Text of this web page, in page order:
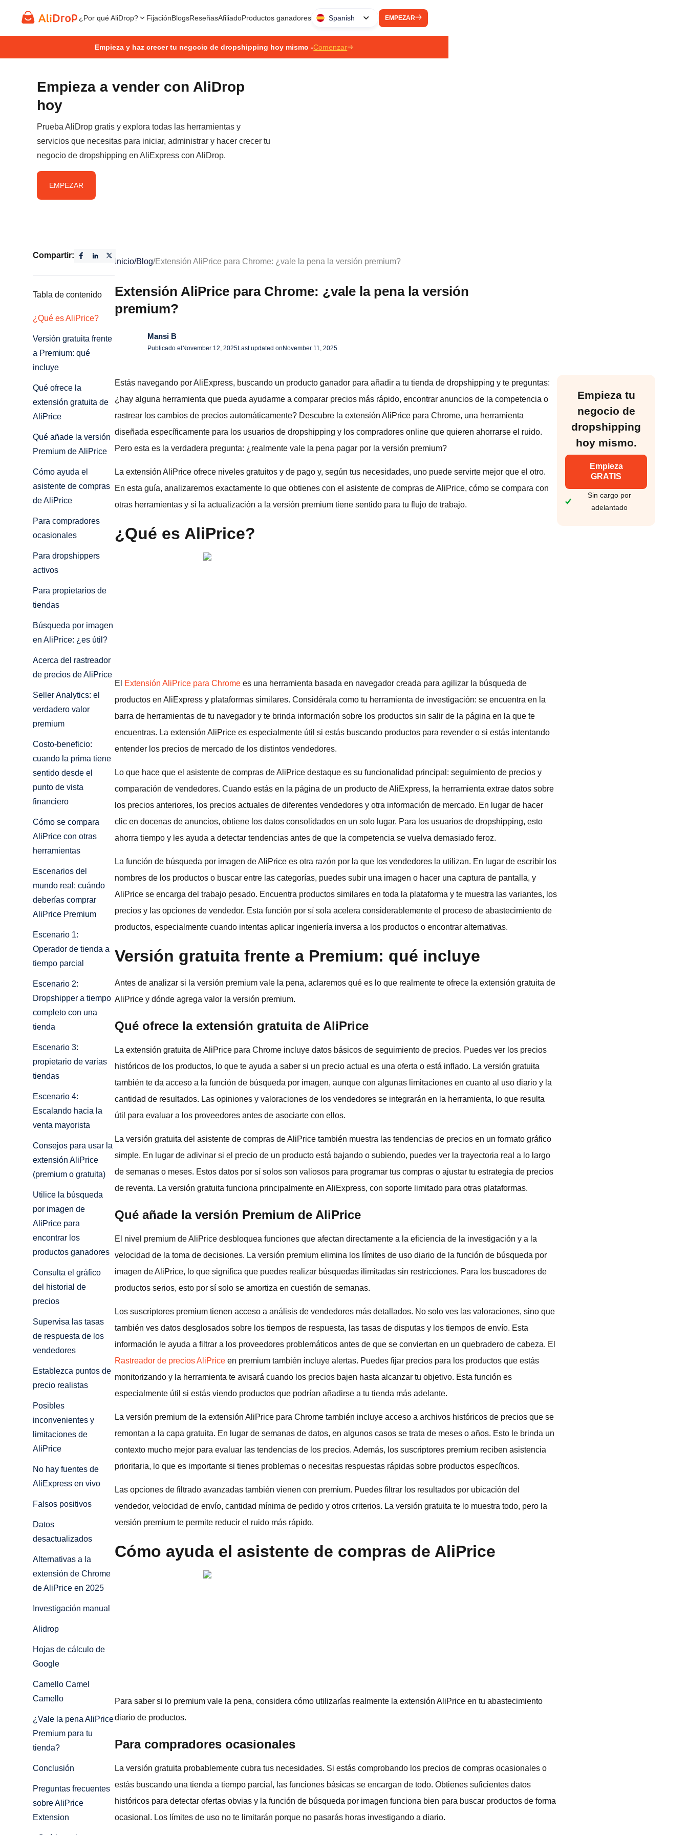
¿Por qué AliDrop? FijaciónBlogsReseñasAfiliadoProductos ganadores Spanish EMPEZAR
Empieza y haz crecer tu negocio de dropshipping hoy mismo -Comenzar
Empieza a vender con AliDrop
hoy
Prueba AliDrop gratis y explora todas las herramientas y
servicios que necesitas para iniciar, administrar y hacer crecer tu
negocio de dropshipping en AliExpress con AliDrop.
EMPEZAR
Compartir:
Tabla de contenido
¿Qué es AliPrice?
Versión gratuita frente
a Premium: qué
incluye
Qué ofrece la
extensión gratuita de
AliPrice
Qué añade la versión
Premium de AliPrice
Cómo ayuda el
asistente de compras
de AliPrice
Para compradores
ocasionales
Para dropshippers
activos
Para propietarios de
tiendas
Búsqueda por imagen
en AliPrice: ¿es útil?
Acerca del rastreador
de precios de AliPrice
Seller Analytics: el
verdadero valor
premium
Costo-beneficio:
cuando la prima tiene
sentido desde el
punto de vista
financiero
Cómo se compara
AliPrice con otras
herramientas
Escenarios del
mundo real: cuándo
deberías comprar
AliPrice Premium
Escenario 1:
Operador de tienda a
tiempo parcial
Escenario 2:
Dropshipper a tiempo
completo con una
tienda
Escenario 3:
propietario de varias
tiendas
Escenario 4:
Escalando hacia la
venta mayorista
Consejos para usar la
extensión AliPrice
(premium o gratuita)
Utilice la búsqueda
por imagen de
AliPrice para
encontrar los
productos ganadores
Consulta el gráfico
del historial de
precios
Supervisa las tasas
de respuesta de los
vendedores
Establezca puntos de
precio realistas
Posibles
inconvenientes y
limitaciones de
AliPrice
No hay fuentes de
AliExpress en vivo
Falsos positivos
Datos
desactualizados
Alternativas a la
extensión de Chrome
de AliPrice en 2025
Investigación manual
Alidrop
Hojas de cálculo de
Google
Camello Camel
Camello
¿Vale la pena AliPrice
Premium para tu
tienda?
Conclusión
Preguntas frecuentes
sobre AliPrice
Extension
Inicio/Blog/Extensión AliPrice para Chrome: ¿vale la pena la versión premium?
Extensión AliPrice para Chrome: ¿vale la pena la versión
premium?
Mansi B
Publicado el November 12, 2025Last updated on November 11, 2025
Estás navegando por AliExpress, buscando un producto ganador para añadir a tu tienda de dropshipping y te preguntas:
¿hay alguna herramienta que pueda ayudarme a comparar precios más rápido, encontrar anuncios de la competencia o
rastrear los cambios de precios automáticamente? Descubre la extensión AliPrice para Chrome, una herramienta
diseñada específicamente para los usuarios de dropshipping y los compradores online que quieren ahorrarse el ruido.
Pero esta es la verdadera pregunta: ¿realmente vale la pena pagar por la versión premium?
La extensión AliPrice ofrece niveles gratuitos y de pago y, según tus necesidades, uno puede servirte mejor que el otro.
En esta guía, analizaremos exactamente lo que obtienes con el asistente de compras de AliPrice, cómo se compara con
otras herramientas y si la actualización a la versión premium tiene sentido para tu flujo de trabajo.
¿Qué es AliPrice?
El Extensión AliPrice para Chrome es una herramienta basada en navegador creada para agilizar la búsqueda de
productos en AliExpress y plataformas similares. Considérala como tu herramienta de investigación: se encuentra en la
barra de herramientas de tu navegador y te brinda información sobre los productos sin salir de la página en la que te
encuentras. La extensión AliPrice es especialmente útil si estás buscando productos para revender o si estás intentando
entender los precios de mercado de los distintos vendedores.
Lo que hace que el asistente de compras de AliPrice destaque es su funcionalidad principal: seguimiento de precios y
comparación de vendedores. Cuando estás en la página de un producto de AliExpress, la herramienta extrae datos sobre
los precios anteriores, los precios actuales de diferentes vendedores y otra información de mercado. En lugar de hacer
clic en docenas de anuncios, obtiene los datos consolidados en un solo lugar. Para los usuarios de dropshipping, esto
ahorra tiempo y les ayuda a detectar tendencias antes de que la competencia se vuelva demasiado feroz.
La función de búsqueda por imagen de AliPrice es otra razón por la que los vendedores la utilizan. En lugar de escribir los
nombres de los productos o buscar entre las categorías, puedes subir una imagen o hacer una captura de pantalla, y
AliPrice se encarga del trabajo pesado. Encuentra productos similares en toda la plataforma y te muestra las variantes, los
precios y las opciones de vendedor. Esta función por sí sola acelera considerablemente el proceso de abastecimiento de
productos, especialmente cuando intentas aplicar ingeniería inversa a los productos o encontrar alternativas.
Versión gratuita frente a Premium: qué incluye
Antes de analizar si la versión premium vale la pena, aclaremos qué es lo que realmente te ofrece la extensión gratuita de
AliPrice y dónde agrega valor la versión premium.
Qué ofrece la extensión gratuita de AliPrice
La extensión gratuita de AliPrice para Chrome incluye datos básicos de seguimiento de precios. Puedes ver los precios
históricos de los productos, lo que te ayuda a saber si un precio actual es una oferta o está inflado. La versión gratuita
también te da acceso a la función de búsqueda por imagen, aunque con algunas limitaciones en cuanto al uso diario y la
cantidad de resultados. Las opiniones y valoraciones de los vendedores se integrarán en la herramienta, lo que resulta
útil para evaluar a los proveedores antes de asociarte con ellos.
La versión gratuita del asistente de compras de AliPrice también muestra las tendencias de precios en un formato gráfico
simple. En lugar de adivinar si el precio de un producto está bajando o subiendo, puedes ver la trayectoria real a lo largo
de semanas o meses. Estos datos por sí solos son valiosos para programar tus compras o ajustar tu estrategia de precios
de reventa. La versión gratuita funciona principalmente en AliExpress, con soporte limitado para otras plataformas.
Qué añade la versión Premium de AliPrice
El nivel premium de AliPrice desbloquea funciones que afectan directamente a la eficiencia de la investigación y a la
velocidad de la toma de decisiones. La versión premium elimina los límites de uso diario de la función de búsqueda por
imagen de AliPrice, lo que significa que puedes realizar búsquedas ilimitadas sin restricciones. Para los buscadores de
productos serios, esto por sí solo se amortiza en cuestión de semanas.
Los suscriptores premium tienen acceso a análisis de vendedores más detallados. No solo ves las valoraciones, sino que
también ves datos desglosados sobre los tiempos de respuesta, las tasas de disputas y los tiempos de envío. Esta
información le ayuda a filtrar a los proveedores problemáticos antes de que se conviertan en un quebradero de cabeza. El
Rastreador de precios AliPrice en premium también incluye alertas. Puedes fijar precios para los productos que estás
monitorizando y la herramienta te avisará cuando los precios bajen hasta alcanzar tu objetivo. Esta función es
especialmente útil si estás viendo productos que podrían añadirse a tu tienda más adelante.
La versión premium de la extensión AliPrice para Chrome también incluye acceso a archivos históricos de precios que se
remontan a la capa gratuita. En lugar de semanas de datos, en algunos casos se trata de meses o años. Esto le brinda un
contexto mucho mejor para evaluar las tendencias de los precios. Además, los suscriptores premium reciben asistencia
prioritaria, lo que es importante si tienes problemas o necesitas respuestas rápidas sobre productos específicos.
Las opciones de filtrado avanzadas también vienen con premium. Puedes filtrar los resultados por ubicación del
vendedor, velocidad de envío, cantidad mínima de pedido y otros criterios. La versión gratuita te lo muestra todo, pero la
versión premium te permite reducir el ruido más rápido.
Cómo ayuda el asistente de compras de AliPrice
Para saber si lo premium vale la pena, considera cómo utilizarías realmente la extensión AliPrice en tu abastecimiento
diario de productos.
Para compradores ocasionales
La versión gratuita probablemente cubra tus necesidades. Si estás comprobando los precios de compras ocasionales o
estás buscando una tienda a tiempo parcial, las funciones básicas se encargan de todo. Obtienes suficientes datos
históricos para detectar ofertas obvias y la función de búsqueda por imagen funciona bien para buscar productos de forma
ocasional. Los límites de uso no te limitarán porque no pasarás horas investigando a diario.
Empieza tu
negocio de
dropshipping
hoy mismo.
Empieza
GRATIS
Sin cargo por
adelantado